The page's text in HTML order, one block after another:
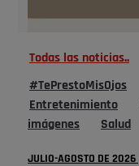
Todas las noticias..
#TePrestoMisOjos
Entretenimiento
imágenes
Salud
JULIO-AGOSTO DE 2026